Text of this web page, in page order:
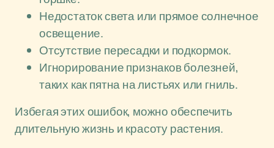
Недостаток света или прямое солнечное
освещение.
Отсутствие пересадки и подкормок.
Игнорирование признаков болезней,
таких как пятна на листьях или гниль.
Избегая этих ошибок, можно обеспечить
длительную жизнь и красоту растения.